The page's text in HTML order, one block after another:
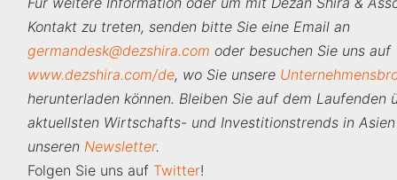
Kontakt zu treten, senden bitte Sie eine Email an
germandesk@dezshira.com oder besuchen Sie uns auf
www.dezshira.com/de, wo Sie unsere
herunterladen können. Bleiben Sie auf dem Laufenden
aktuellsten Wirtschafts- und Investitionstrends in
unseren Newsletter.
Folgen Sie uns auf Twitter!